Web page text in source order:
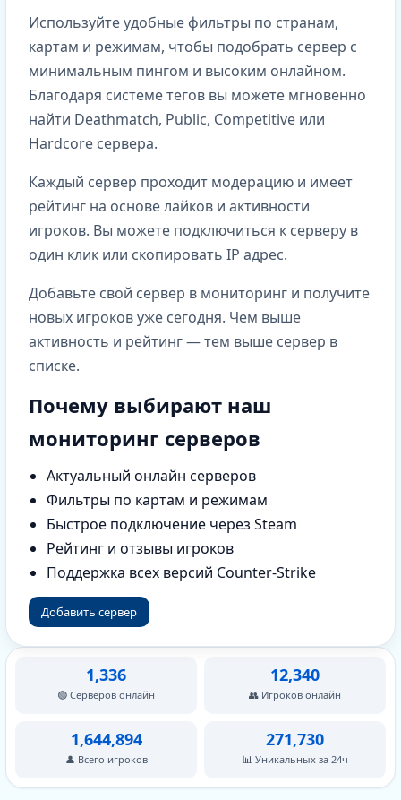
Используйте удобные фильтры по странам,
картам и режимам, чтобы подобрать сервер с
минимальным пингом и высоким онлайном.
Благодаря системе тегов вы можете мгновенно
найти Deathmatch, Public, Competitive или
Hardcore сервера.
Каждый сервер проходит модерацию и имеет
рейтинг на основе лайков и активности
игроков. Вы можете подключиться к серверу в
один клик или скопировать IP адрес.
Добавьте свой сервер в мониторинг и получите
новых игроков уже сегодня. Чем выше
активность и рейтинг — тем выше сервер в
списке.
Почему выбирают наш
мониторинг серверов
Актуальный онлайн серверов
Фильтры по картам и режимам
Быстрое подключение через Steam
Рейтинг и отзывы игроков
Поддержка всех версий Counter-Strike
Добавить сервер
1,336
🟢 Серверов онлайн
12,340
👥 Игроков онлайн
1,644,894
👤 Всего игроков
271,730
📊 Уникальных за 24ч